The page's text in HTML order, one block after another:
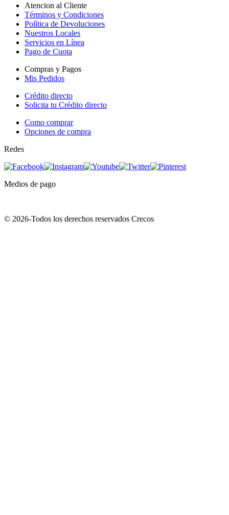
Atencion al Cliente
Términos y Condiciones
Política de Devoluciones
Nuestros Locales
Servicios en Línea
Pago de Cuota
Compras y Pagos
Mis Pedidos
Crédito directo
Solicita tu Crédito directo
Como comprar
Opciones de compra
Redes
Medios de pago
© 2026-Todos los derechos reservados Crecos